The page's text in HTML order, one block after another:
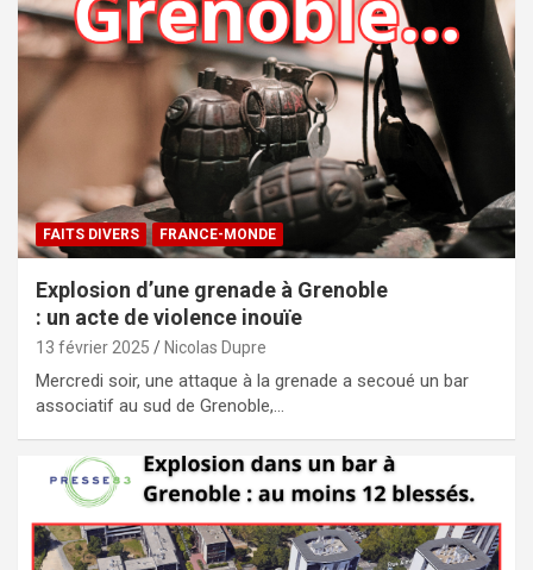
FAITS DIVERS FRANCE-MONDE
Explosion d’une grenade à Grenoble
: un acte de violence inouïe
13 février 2025 Nicolas Dupre
Mercredi soir, une attaque à la grenade a secoué un bar
associatif au sud de Grenoble,…